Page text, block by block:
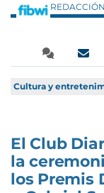
REDACCIÓN
Cultura y
El Club
la
los Premis